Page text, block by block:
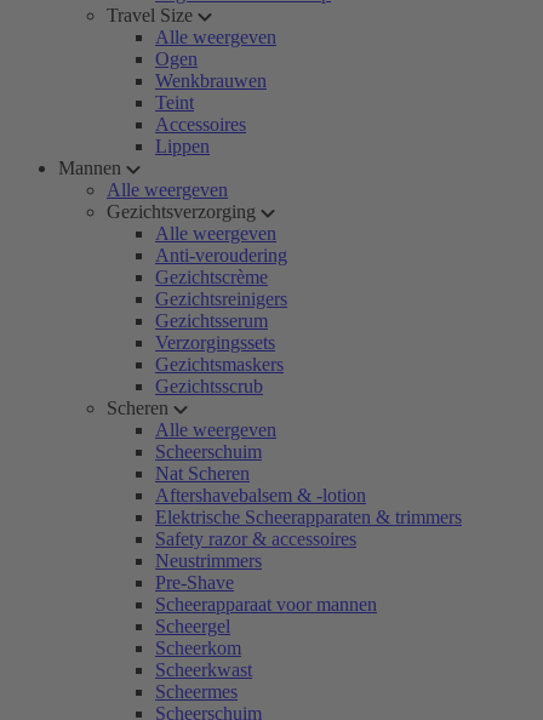
Travel Size
Alle weergeven
Ogen
Wenkbrauwen
Teint
Accessoires
Lippen
Mannen
Alle weergeven
Gezichtsverzorging
Alle weergeven
Anti-veroudering
Gezichtscrème
Gezichtsreinigers
Gezichtsserum
Verzorgingssets
Gezichtsmaskers
Gezichtsscrub
Scheren
Alle weergeven
Scheerschuim
Nat Scheren
Aftershavebalsem & -lotion
Elektrische Scheerapparaten & trimmers
Safety razor & accessoires
Neustrimmers
Pre-Shave
Scheerapparaat voor mannen
Scheergel
Scheerkom
Scheerkwast
Scheermes
Scheerschuim